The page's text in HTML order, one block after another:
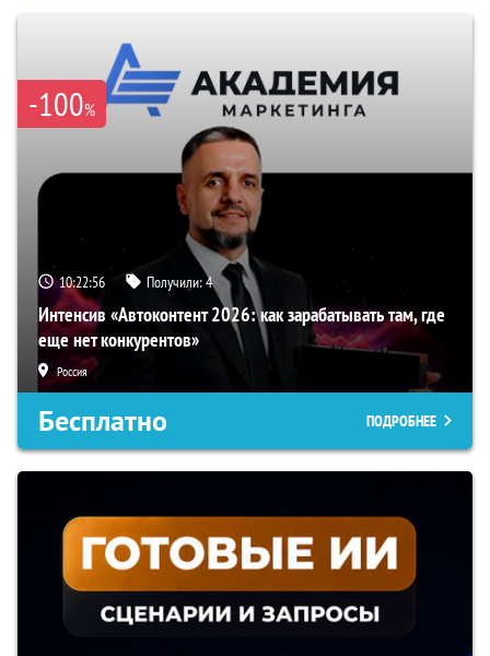
-100%
10:22:55 Получили:4
Интенсив «Автоконтент 2026: как зарабатывать там, где
еще нет конкурентов»
Россия
Бесплатно ПОДРОБНЕЕ